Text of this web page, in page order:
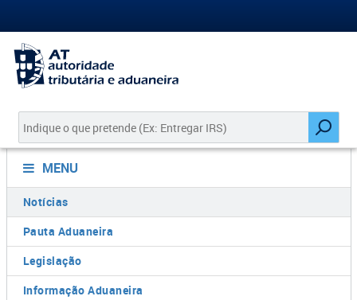
MENU
Notícias
Pauta Aduaneira
Legislação
Informação Aduaneira